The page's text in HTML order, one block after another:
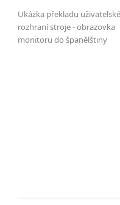
Díky tlumočení a
technologie
ultrazvukové
Ukázka překladu
rozhraní stroje - obrazovka
monitoru do španělštiny